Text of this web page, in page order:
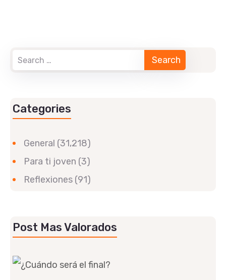
Categories
General (31,218)
Para ti joven (3)
Reflexiones (91)
Post Mas Valorados